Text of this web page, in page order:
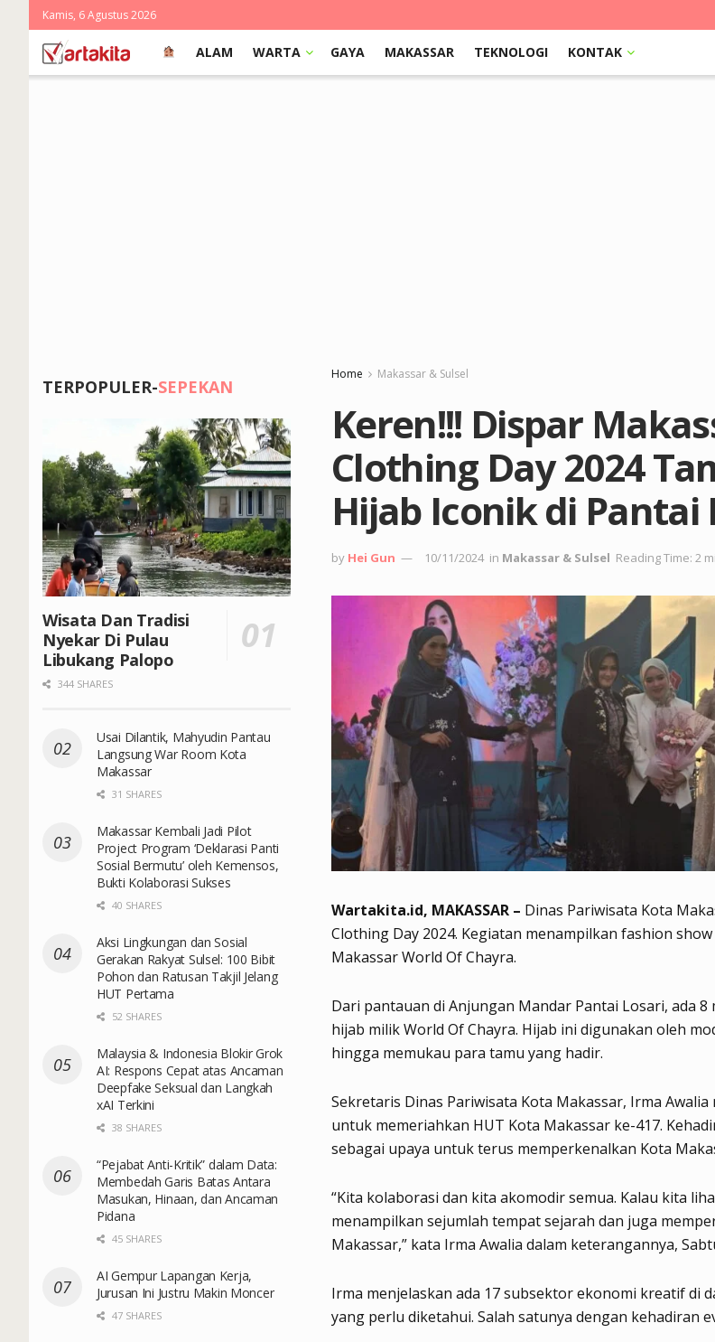
Kamis, 6 Agustus 2026
ALAM WARTA GAYA MAKASSAR TEKNOLOGI KONTAK
Home Makassar & Sulsel
Keren!!! Dispar
Clothing Day 2024
Hijab Iconik di Pantai
by Hei Gun 10/11/2024 in Makassar & Sulsel Reading Time: 2
Wartakita.id, MAKASSAR – Dinas Pariwisata Kota
Clothing Day 2024. Kegiatan menampilkan fashion
Makassar World Of Chayra.
Dari pantauan di Anjungan Mandar Pantai Losari, ada
hijab milik World Of Chayra. Hijab ini digunakan oleh
hingga memukau para tamu yang hadir.
Sekretaris Dinas Pariwisata Kota Makassar, Irma
untuk memeriahkan HUT Kota Makassar ke-417.
sebagai upaya untuk terus memperkenalkan Kota
“Kita kolaborasi dan kita akomodir semua. Kalau kita
menampilkan sejumlah tempat sejarah dan juga
Makassar,” kata Irma Awalia dalam keterangannya,
Irma menjelaskan ada 17 subsektor ekonomi kreatif di
yang perlu diketahui. Salah satunya dengan kehadiran
TERPOPULER-SEPEKAN
Wisata Dan Tradisi
Nyekar Di Pulau
Libukang Palopo
344 SHARES
Usai Dilantik, Mahyudin Pantau
Langsung War Room Kota
Makassar
31 SHARES
Makassar Kembali Jadi Pilot
Project Program ‘Deklarasi Panti
Sosial Bermutu’ oleh Kemensos,
Bukti Kolaborasi Sukses
40 SHARES
Aksi Lingkungan dan Sosial
Gerakan Rakyat Sulsel: 100 Bibit
Pohon dan Ratusan Takjil Jelang
HUT Pertama
52 SHARES
Malaysia & Indonesia Blokir Grok
AI: Respons Cepat atas Ancaman
Deepfake Seksual dan Langkah
xAI Terkini
38 SHARES
“Pejabat Anti-Kritik” dalam Data:
Membedah Garis Batas Antara
Masukan, Hinaan, dan Ancaman
Pidana
45 SHARES
AI Gempur Lapangan Kerja,
Jurusan Ini Justru Makin Moncer
47 SHARES